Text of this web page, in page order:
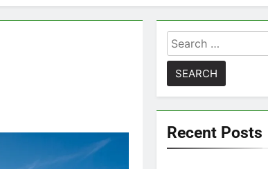
Search
for:
Recent Posts